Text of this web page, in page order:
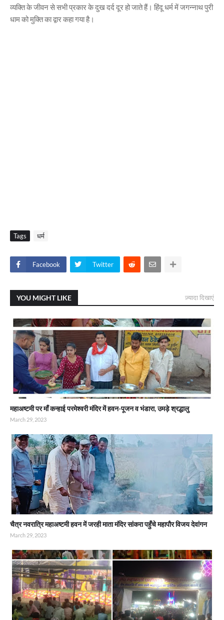
व्यक्ति के जीवन से सभी प्रकार के दुख दर्द दूर हो जाते हैं। हिंदू धर्म में जगन्नाथ पुरी
धाम को मुक्ति का द्वार कहा गया है।
Tags धर्म
Facebook Twitter
YOU MIGHT LIKE ज़्यादा दिखाएं
महाअष्टमी पर माँ कन्हाई परमेश्वरी मंदिर में हवन-पूजन व भंडारा, उमड़े श्रद्धालु
March 29, 2023
चैत्र नवरात्रि महाअष्टमी हवन में जरही माता मंदिर सांकरा पहुँचे महापौर विजय देवांगन
March 29, 2023